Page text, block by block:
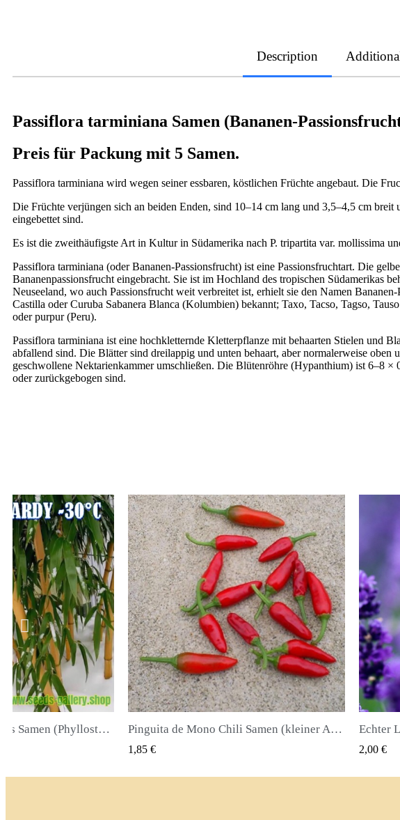
Description
Passiflora tarminiana Samen (Bananen-
Preis für Packung mit 5 Samen.
Passiflora tarminiana wird wegen seiner essbaren, köstlichen Früchte angebaut. Die
Die Früchte verjüngen sich an beiden Enden, sind 10–14 cm lang und 3,5–4,5 cm
eingebettet sind.
Es ist die zweithäufigste Art in Kultur in Südamerika nach P. tripartita var. mollissima
Passiflora tarminiana (oder Bananen-Passionsfrucht) ist eine Passionsfruchtart. Die
Bananenpassionsfrucht eingebracht. Sie ist im Hochland des tropischen Südamerikas
Neuseeland, wo auch Passionsfrucht weit verbreitet ist, erhielt sie den Namen
Castilla oder Curuba Sabanera Blanca (Kolumbien) bekannt; Taxo, Tacso, Tagso,
oder purpur (Peru).
Passiflora tarminiana ist eine hochkletternde Kletterpflanze mit behaarten Stielen und
abfallend sind. Die Blätter sind dreilappig und unten behaart, aber normalerweise
geschwollene Nektarienkammer umschließen. Die Blütenröhre (Hypanthium) ist 6–8
oder zurückgebogen sind.
VIEW Pinguita de Mono Chili Samen (kleiner Affenpenis) QUICK VIEW Echter Lavendel Samen Mehrjährig Winterhart bis -20C
2,00 € 2,25 €